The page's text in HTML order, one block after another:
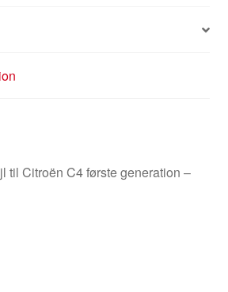
til Citroën C4 første generation –